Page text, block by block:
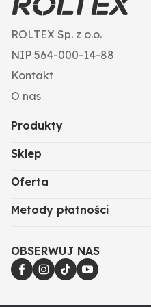
ROLTEX Sp. z o.o.
NIP 564-000-14-88
Kontakt
O nas
Produkty
Sklep
Oferta
Metody płatności
OBSERWUJ NAS